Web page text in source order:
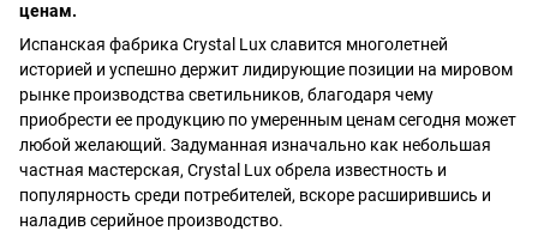
ценам.
Испанская фабрика Crystal Lux славится многолетней
историей и успешно держит лидирующие позиции на мировом
рынке производства светильников, благодаря чему
приобрести ее продукцию по умеренным ценам сегодня может
любой желающий. Задуманная изначально как небольшая
частная мастерская, Crystal Lux обрела известность и
популярность среди потребителей, вскоре расширившись и
наладив серийное производство.